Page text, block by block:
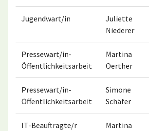
Jugendwart/in
Juliette
Niederer
Pressewart/in-
Öffentlichkeitsarbeit
Martina
Oerther
Pressewart/in-
Öffentlichkeitsarbeit
Simone
Schäfer
IT-Beauftragte/r
Martina